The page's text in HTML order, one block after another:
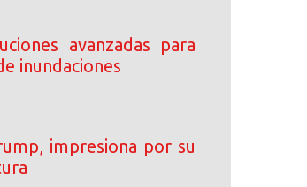
avanzadas para
inundaciones
impresiona por su